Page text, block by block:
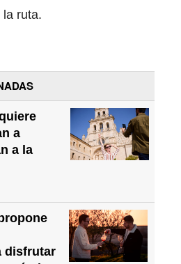
ruta.
a
a la
disfrutar